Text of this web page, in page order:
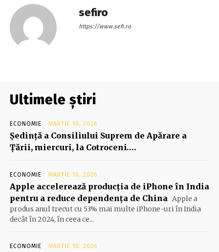
sefiro
https://www.sefi.ro
Ultimele știri
ECONOMIE MARTIE 10, 2026
Şedinţă a Consiliului Suprem de Apărare a
Ţării, miercuri, la Cotroceni….
ECONOMIE MARTIE 10, 2026
Apple accelerează producția de iPhone în India
pentru a reduce dependența de China Apple a
produs anul trecut cu 53% mai multe iPhone-uri în India
decât în 2024, în ceea ce...
ECONOMIE MARTIE 10, 2026